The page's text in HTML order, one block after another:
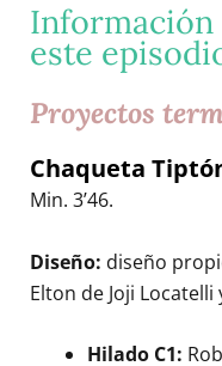
Información
este
Proyectos
Chaqueta
Min. 3’46.
Diseño: diseño
Elton de Joji
Hilado C1: